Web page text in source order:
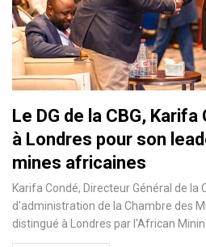
Le DG de la CBG,
à Londres pour son
mines africaines
Karifa Condé, Directeur Général de la
d'administration de la Chambre des
distingué à Londres par l'African